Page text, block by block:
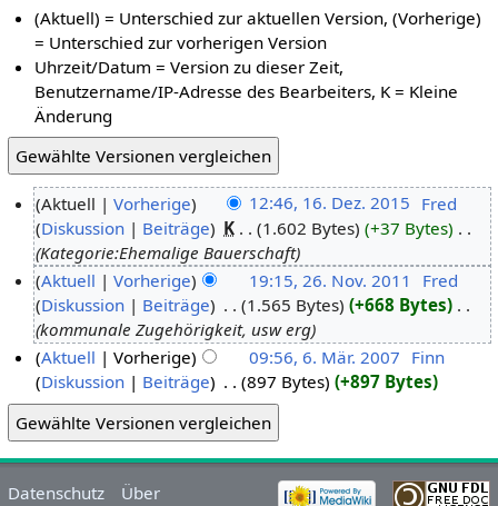
(Aktuell) = Unterschied zur aktuellen Version, (Vorherige)
= Unterschied zur vorherigen Version
Uhrzeit/Datum = Version zu dieser Zeit,
Benutzername/IP-Adresse des Bearbeiters, K = Kleine
Änderung
Aktuell Vorherige 12:46, 16. Dez. 2015 Fred
Diskussion
Beiträge K 1.602 Bytes +37 Bytes
Kategorie:Ehemalige Bauerschaft
Aktuell
Vorherige 19:15, 26. Nov. 2011
Fred
Diskussion
Beiträge 1.565 Bytes +668 Bytes
kommunale Zugehörigkeit, usw erg
Aktuell
Vorherige 09:56, 6. Mär. 2007 Finn
Diskussion
Beiträge 897 Bytes +897 Bytes
Datenschutz Über